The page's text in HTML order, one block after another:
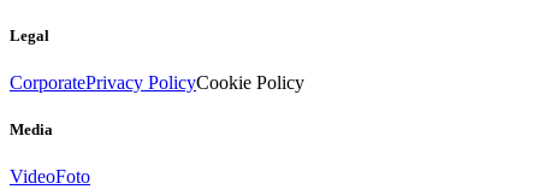
Legal
CorporatePrivacy PolicyCookie Policy
Media
VideoFoto